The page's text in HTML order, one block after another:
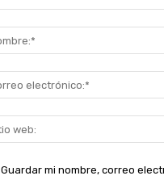
Guardar mi nombre, correo